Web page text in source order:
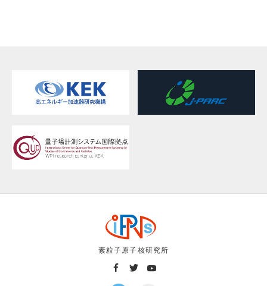
素粒子原子核研究所